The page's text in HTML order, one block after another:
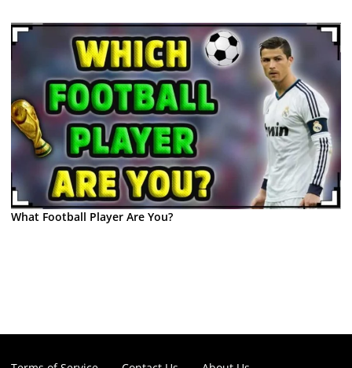
What Football Player Are You?